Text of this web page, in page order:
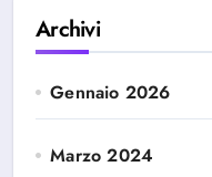
Archivi
Gennaio 2026
Marzo 2024